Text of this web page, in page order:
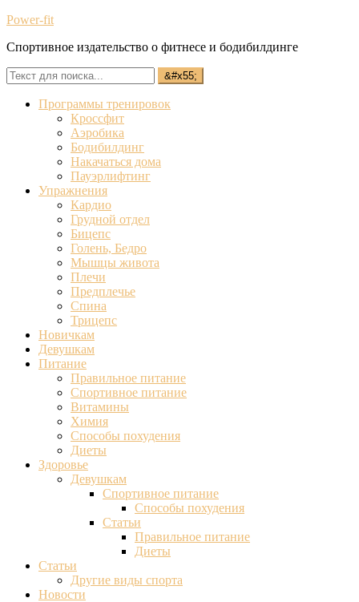
Power-fit
Спортивное издательство о фитнесе и бодибилдинге
Программы тренировок
Кроссфит
Аэробика
Бодибилдинг
Накачаться дома
Пауэрлифтинг
Упражнения
Кардио
Грудной отдел
Бицепс
Голень, Бедро
Мышцы живота
Плечи
Предплечье
Спина
Трицепс
Новичкам
Девушкам
Питание
Правильное питание
Спортивное питание
Витамины
Химия
Способы похудения
Диеты
Здоровье
Девушкам
Спортивное питание
Способы похудения
Статьи
Правильное питание
Диеты
Статьи
Другие виды спорта
Новости